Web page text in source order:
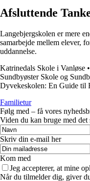
Afsluttende
Langebjergskolen er mere
samarbejde mellem elever,
uddannelse.
Katrinedals Skole i Vanløse •
Sundbyøster Skole og
Dyvekeskolen: En Guide til
Familietur
Følg med – få vores
Viden du kan bruge med
Skriv din e-mail her
Kom med
Jeg accepterer, at mine
Når du tilmelder dig, giver